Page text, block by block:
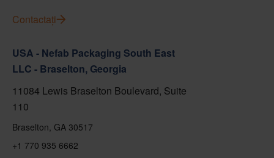
Contactați
USA - Nefab Packaging South East
LLC - Braselton, Georgia
11084 Lewis Braselton Boulevard, Suite
110
Braselton, GA 30517
+1 770 935 6662